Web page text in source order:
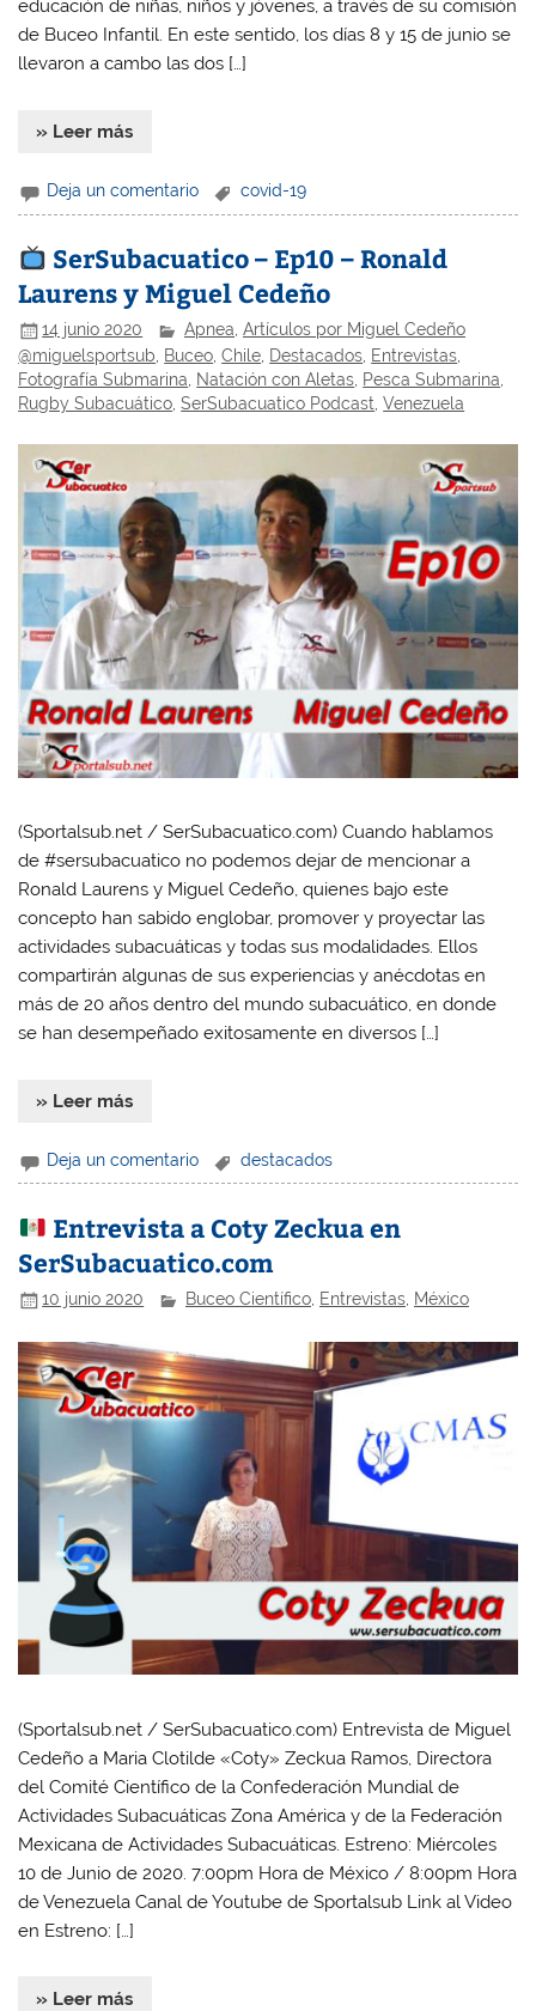
educación de niñas, niños y jóvenes, a través de su comisión
de Buceo Infantil. En este sentido, los días 8 y 15 de junio se
llevaron a cambo las dos […]
» Leer más
Deja un comentario covid-19
SerSubacuatico – Ep10 – Ronald
Laurens y Miguel Cedeño
14 junio 2020 Apnea,Artículos por Miguel Cedeño
@miguelsportsub
Buceo ,Chile Destacados Entrevistas
Fotografía Submarina
Natación con Aletas Pesca Submarina
Rugby Subacuático ,SerSubacuatico Podcast ,Venezuela
(Sportalsub.net / SerSubacuatico.com) Cuando hablamos
de #sersubacuatico no podemos dejar de mencionar a
Ronald Laurens y Miguel Cedeño, quienes bajo este
concepto han sabido englobar, promover y proyectar las
actividades subacuáticas y todas sus modalidades. Ellos
compartirán algunas de sus experiencias y anécdotas en
más de 20 años dentro del mundo subacuático, en donde
se han desempeñado exitosamente en diversos […]
» Leer más
Deja un comentario destacados
Entrevista a Coty Zeckua en
SerSubacuatico.com
10 junio 2020 Buceo Científico Entrevistas México
(Sportalsub.net / SerSubacuatico.com) Entrevista de Miguel
Cedeño a Maria Clotilde «Coty» Zeckua Ramos, Directora
del Comité Científico de la Confederación Mundial de
Actividades Subacuáticas Zona América y de la Federación
Mexicana de Actividades Subacuáticas. Estreno: Miércoles
10 de Junio de 2020. 7:00pm Hora de México / 8:00pm Hora
de Venezuela Canal de Youtube de Sportalsub Link al Video
en Estreno: […]
» Leer más